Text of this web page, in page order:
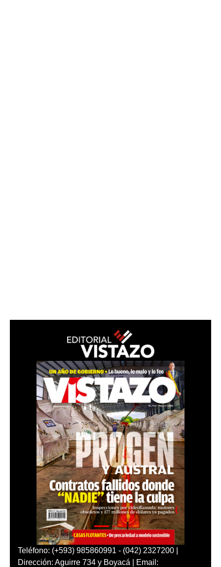
Teléfono: (+593) 985860991 - (042) 2327200 |
Dirección: Aguirre 734 y Boyacá | Email: